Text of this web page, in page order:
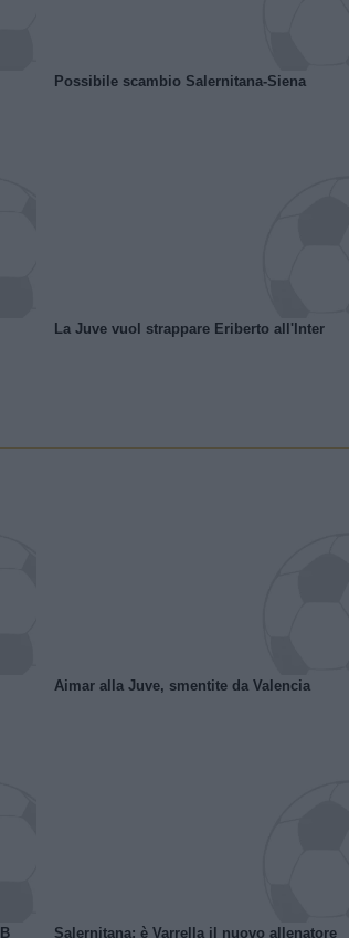
Possibile scambio Salernitana-Siena
La Juve vuol strappare Eriberto all'Inter
Aimar alla Juve, smentite da Valencia
Salernitana: è Varrella il nuovo allenatore